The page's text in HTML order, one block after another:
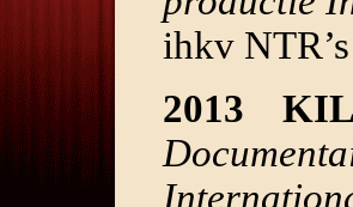
ihkv
2013